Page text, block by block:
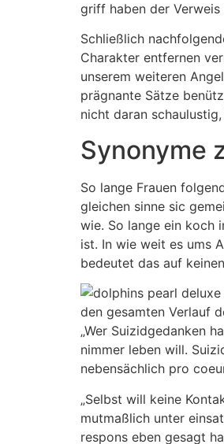
griff haben der
Schließlich
Charakter entfernen
unserem weiteren
prägnante Sätze
nicht daran
Synonyme
So lange Frauen
gleichen sinne sic
wie. So lange ein koch
ist. In wie weit es ums
bedeutet das auf
den gesamten Verlauf
„Wer Suizidgedanken
nimmer leben will.
nebensächlich pro
„Selbst will keine
mutmaßlich unter
respons eben gesagt